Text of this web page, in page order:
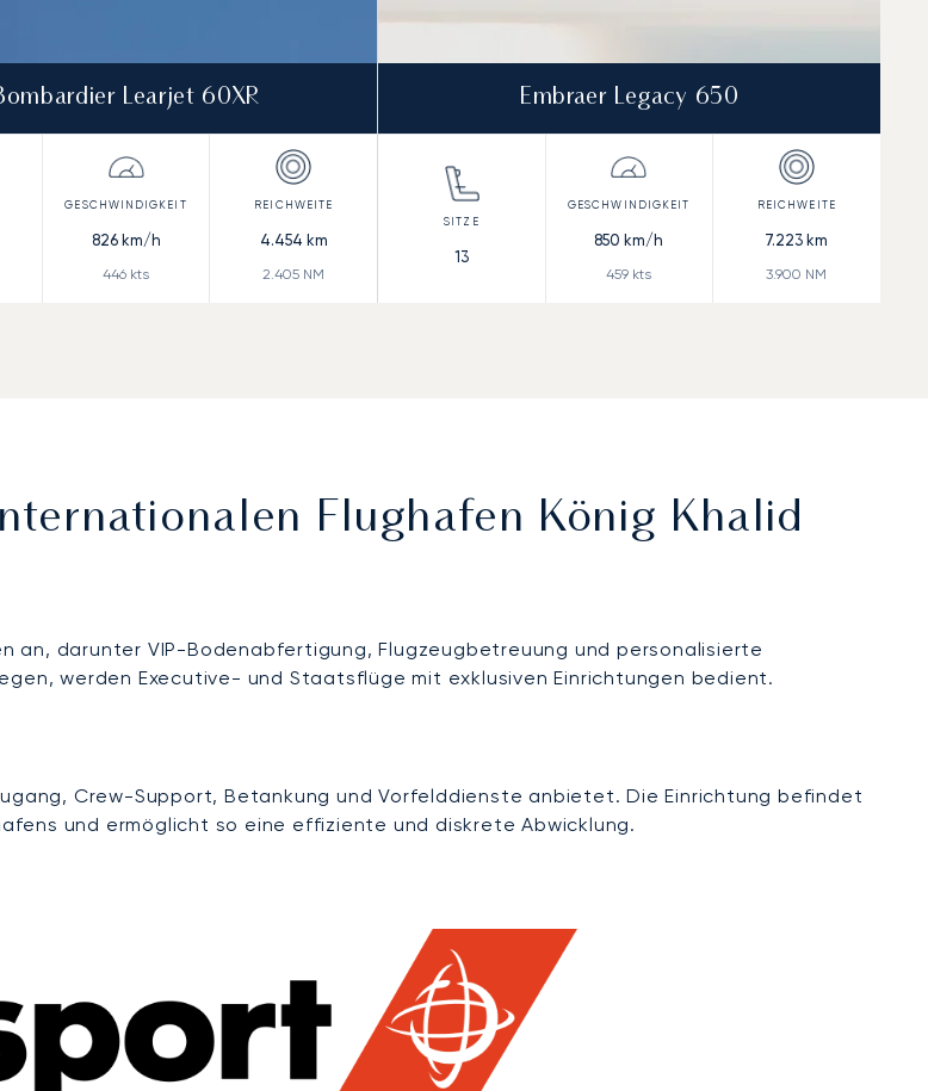
Learjet 60XR
826km/h
446 kts
4.454 km
2.405 NM
Embraer Legacy 650
13
850 km/h
459 kts
7.223 km
3.900 NM
Flughafen König Khalid
darunter VIP-Bodenabfertigung, Flugzeugbetreuung und personalisierte
werden Executive- und Staatsflüge mit exklusiven Einrichtungen bedient.
Crew-Support, Betankung und Vorfelddienste anbietet. Die Einrichtung befindet
und ermöglicht so eine effiziente und diskrete Abwicklung.